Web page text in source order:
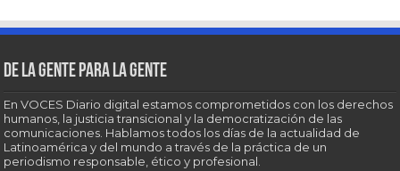
De la gente para la gente
En VOCES Diario digital estamos comprometidos con los derechos
humanos, la justicia transicional y la democratización de las
comunicaciones. Hablamos todos los días de la actualidad de
Latinoamérica y del mundo a través de la práctica de un
periodismo responsable, ético y profesional.